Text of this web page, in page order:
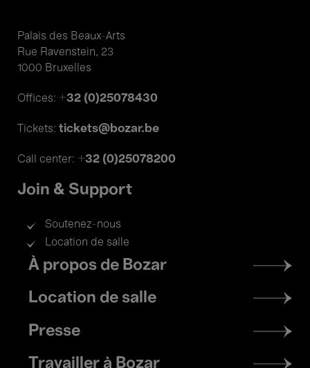
Palais des Beaux-Arts
Rue Ravenstein, 23
1000 Bruxelles
Offices: +32 (0)25078430
Tickets: tickets@bozar.be
Call center: +32 (0)25078200
Join & Support
Soutenez-nous
Location de salle
Footer
menu
À propos de Bozar
Location de salle
Presse
Travailler à Bozar